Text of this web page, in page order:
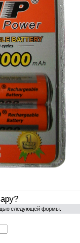
следующей формы.